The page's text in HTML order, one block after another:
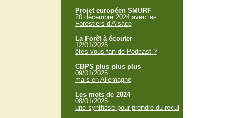
Projet européen SMURF
20 décembre 2024 avec les
Forestiers d'Alsace
La Forêt à écouter
12/01/2025
êtes vous fan de Podcast ?
CBPS plus plus plus
09/01/2025
mais en Allemagne
Les mots de 2024
08/01/2025
une synthèse pour prendre du recul